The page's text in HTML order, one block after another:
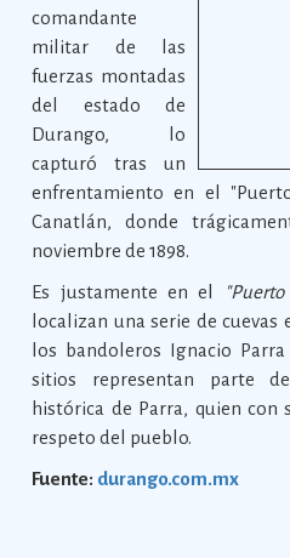
comandante
militar de las
fuerzas montadas
del estado de
Durango, lo
capturó tras un
enfrentamiento en el
Canatlán, donde
noviembre de 1898.
Es justamente en el
localizan una serie de cuevas
los bandoleros Ignacio Parra
sitios representan parte
histórica de Parra, quien con
respeto del pueblo.
Fuente: durango.com.mx